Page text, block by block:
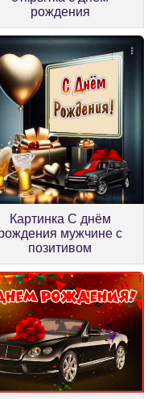
рождения
Картинка С днём
мужчине с
позитивом